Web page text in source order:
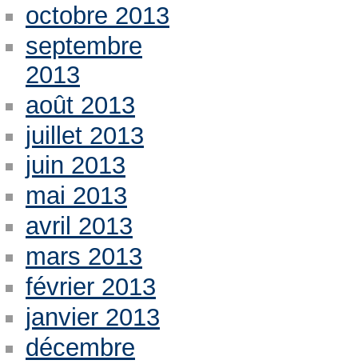
octobre 2013
septembre
2013
août 2013
juillet 2013
juin 2013
mai 2013
avril 2013
mars 2013
février 2013
janvier 2013
décembre